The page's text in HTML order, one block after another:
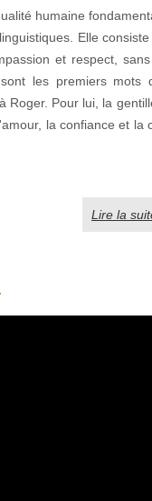
humaine
Elle
et respect,
les premiers mots
Roger. Pour lui, la
la confiance et la
Lire la